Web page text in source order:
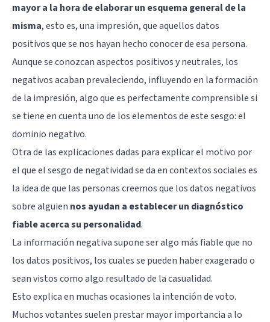
mayor a la hora de elaborar un esquema general de la
misma, esto es, una impresión, que aquellos datos
positivos que se nos hayan hecho conocer de esa persona.
Aunque se conozcan aspectos positivos y neutrales, los
negativos acaban prevaleciendo, influyendo en la formación
de la impresión, algo que es perfectamente comprensible si
se tiene en cuenta uno de los elementos de este sesgo: el
dominio negativo.
Otra de las explicaciones dadas para explicar el motivo por
el que el sesgo de negatividad se da en contextos sociales es
la idea de que las personas creemos que los datos negativos
sobre alguien nos ayudan a establecer un diagnóstico
fiable acerca su personalidad.
La información negativa supone ser algo más fiable que no
los datos positivos, los cuales se pueden haber exagerado o
sean vistos como algo resultado de la casualidad.
Esto explica en muchas ocasiones la intención de voto.
Muchos votantes suelen prestar mayor importancia a lo